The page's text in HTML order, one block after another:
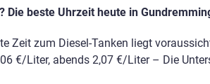
Die beste Uhrzeit heute in
Zeit zum Diesel-Tanken liegt
€/Liter, abends 2,07 €/Liter – Die